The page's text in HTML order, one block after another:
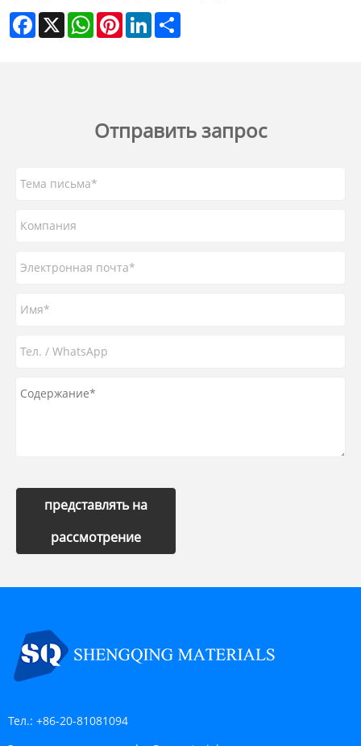
Facebook
X WhatsAppPinterestLinkedIn
Отправить запрос
представлять на
рассмотрение
Тел.: +86-20-81081094